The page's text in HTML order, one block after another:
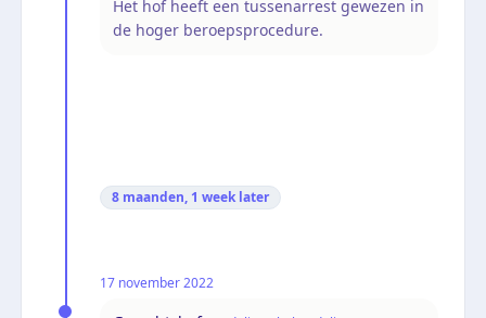
Het hof heeft een tussenarrest gewezen in
de hoger beroepsprocedure.
8 maanden, 1 week later
17 november 2022